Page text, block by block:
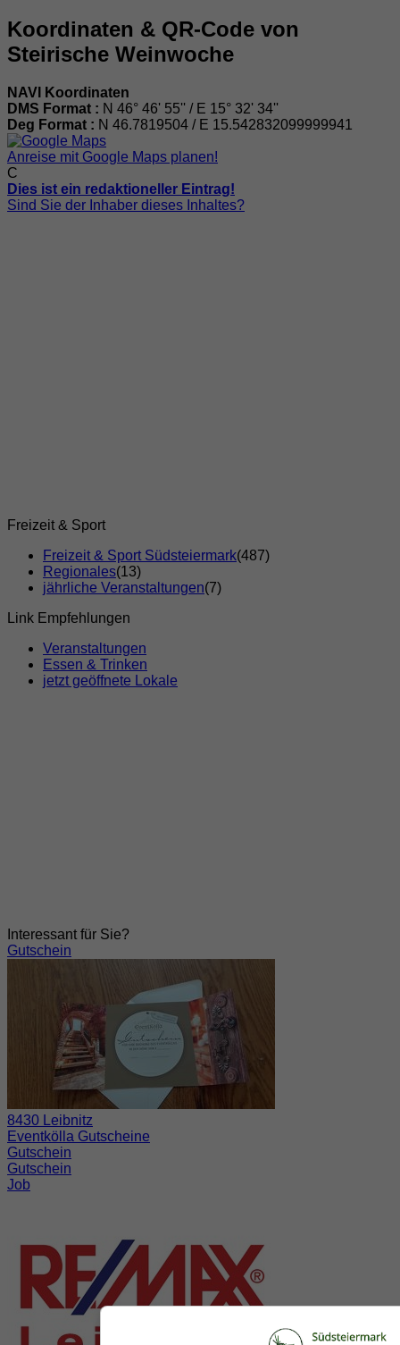
Koordinaten & QR-Code von
Steirische Weinwoche
NAVI Koordinaten
DMS Format : N 46° 46' 55'' / E 15° 32' 34''
Deg Format : N 46.7819504 / E 15.542832099999941
Anreise mit Google Maps planen!
C
Dies ist ein redaktioneller Eintrag!
Sind Sie der Inhaber dieses Inhaltes?
Freizeit & Sport
Freizeit & Sport Südsteiermark(487)
Regionales(13)
jährliche Veranstaltungen(7)
Link Empfehlungen
Veranstaltungen
Essen & Trinken
jetzt geöffnete Lokale
Interessant für Sie?
Gutschein
8430 Leibnitz
Eventkölla Gutscheine
Gutschein
Gutschein
Job